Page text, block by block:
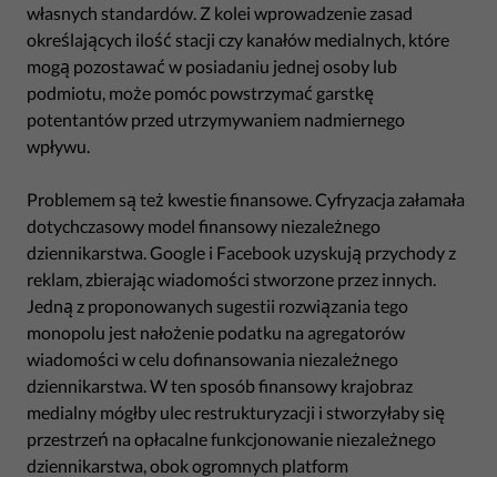
własnych standardów. Z kolei wprowadzenie zasad
określających ilość stacji czy kanałów medialnych, które
mogą pozostawać w posiadaniu jednej osoby lub
podmiotu, może pomóc powstrzymać garstkę
potentantów przed utrzymywaniem nadmiernego
wpływu.
Problemem są też kwestie finansowe. Cyfryzacja załamała
dotychczasowy model finansowy niezależnego
dziennikarstwa. Google i Facebook uzyskują przychody z
reklam, zbierając wiadomości stworzone przez innych.
Jedną z proponowanych sugestii rozwiązania tego
monopolu jest nałożenie podatku na agregatorów
wiadomości w celu dofinansowania niezależnego
dziennikarstwa. W ten sposób finansowy krajobraz
medialny mógłby ulec restrukturyzacji i stworzyłaby się
przestrzeń na opłacalne funkcjonowanie niezależnego
dziennikarstwa, obok ogromnych platform